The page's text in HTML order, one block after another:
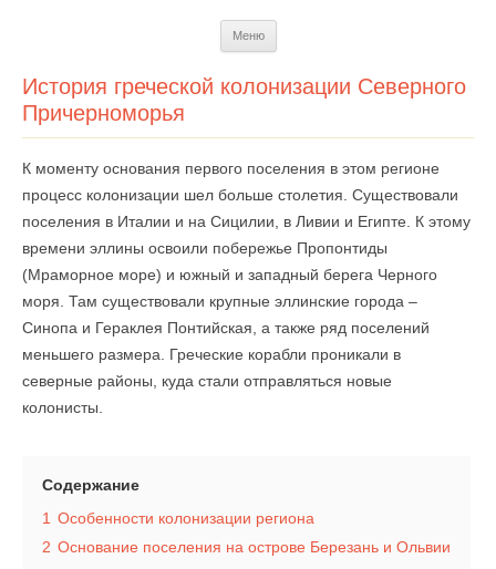
Меню
История греческой колонизации Северного
Причерноморья
К моменту основания первого поселения в этом регионе
процесс колонизации шел больше столетия. Существовали
поселения в Италии и на Сицилии, в Ливии и Египте. К этому
времени эллины освоили побережье Пропонтиды
(Мраморное море) и южный и западный берега Черного
моря. Там существовали крупные эллинские города –
Синопа и Гераклея Понтийская, а также ряд поселений
меньшего размера. Греческие корабли проникали в
северные районы, куда стали отправляться новые
колонисты.
Содержание
1 Особенности колонизации региона
2 Основание поселения на острове Березань и Ольвии